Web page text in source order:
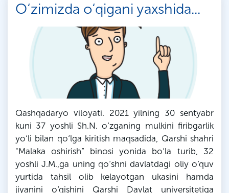
O‘zimizda o‘qigani yaxshida...
Qashqadaryo viloyati. 2021 yilning 30 sentyabr
kuni 37 yoshli Sh.N. o‘zganing mulkini firibgarlik
yo‘li bilan qo‘lga kiritish maqsadida, Qarshi shahri
"Malaka oshirish” binosi yonida bo‘la turib, 32
yoshli J.M.,ga uning qo‘shni davlatdagi oliy o‘quv
yurtida tahsil olib kelayotgan ukasini hamda
jiyanini o‘qishini Qarshi Davlat universitetiga